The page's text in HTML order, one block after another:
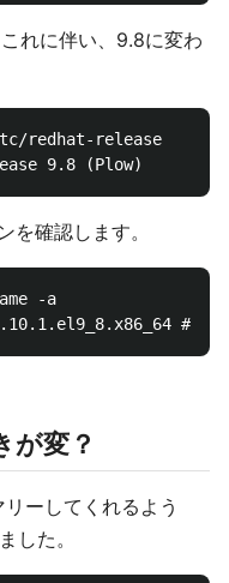
れに伴い、9.8に変わ
redhat-release
を確認します。
-a
が変？
ーしてくれるよう
した。